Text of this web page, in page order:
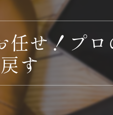
せ！プ
戻す